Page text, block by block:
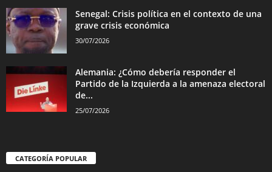
Senegal: Crisis política en el contexto de una
grave crisis económica
30/07/2026
Alemania: ¿Cómo debería responder el
Partido de la Izquierda a la amenaza electoral
de...
25/07/2026
CATEGORÍA POPULAR